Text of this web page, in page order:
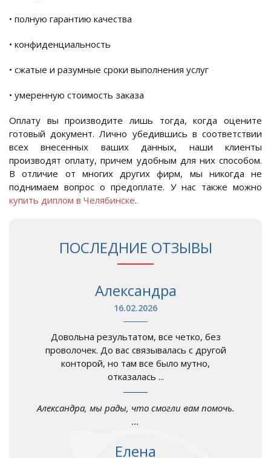
• полную гарантию качества
• конфиденциальность
• сжатые и разумные сроки выполнения услуг
• умеренную стоимость заказа
Оплату вы производите лишь тогда, когда оцените
готовый документ. Лично убедившись в соответствии
всех внесенных ваших данных, наши клиенты
производят оплату, причем удобным для них способом.
В отличие от многих других фирм, мы никогда не
поднимаем вопрос о предоплате. У нас также можно
купить диплом в Челябинске.
ПОСЛЕДНИЕ ОТЗЫВЫ
Александра
16.02.2026
Довольна результатом, все четко, без
проволочек. До вас связывалась с другой
конторой, но там все было мутно,
отказалась ...
Александра, мы рады, что смогли вам помочь.
...
Елена